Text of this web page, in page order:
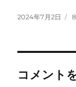
投
2024年7月2日
コメント